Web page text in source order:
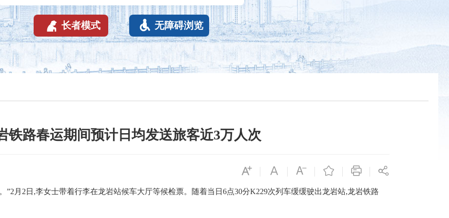
 长者模式  无障碍浏览
铁路春运期间预计日均发送旅客近3万人次
月2日,李女士带着行李在龙岩站候车大厅等候检票。随着当日6点30分K229次列车缓缓驶出龙岩站,龙岩铁路